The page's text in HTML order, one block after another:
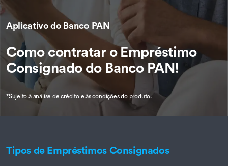
Aplicativo do Banco PAN
Como contratar o Empréstimo
Consignado do Banco PAN!
*Sujeito à análise de crédito e às condições do produto.
Tipos de Empréstimos Consignados